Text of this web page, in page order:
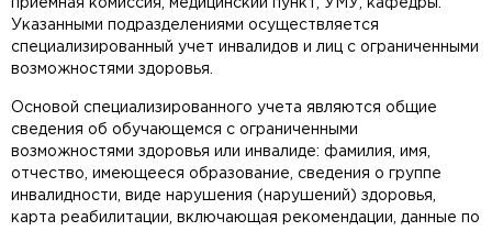
приемная комиссия, медицинский пункт, УМУ, кафедры.
Указанными подразделениями осуществляется
специализированный учет инвалидов и лиц с ограниченными
возможностями здоровья.
Основой специализированного учета являются общие
сведения об обучающемся с ограниченными
возможностями здоровья или инвалиде: фамилия, имя,
отчество, имеющееся образование, сведения о группе
инвалидности, виде нарушения (нарушений) здоровья,
карта реабилитации, включающая рекомендации, данные по